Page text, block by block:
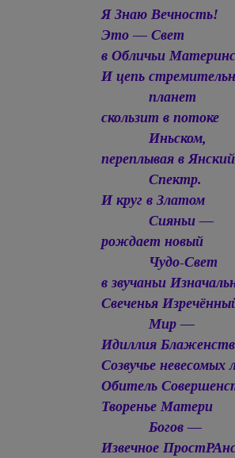
Я Знаю Вечность!
Это — Свет
в Обличьи
И цепь
планет
cкользит в потоке
Иньском,
переплывая в Янский
Спектр.
И круг в Златом
Сияньи —
рождает новый
Чудо-Свет
в звучаньи
Свеченья
Мир —
Идиллия
Созвучье
Обитель
Творенье Матери
Богов —
Извечное